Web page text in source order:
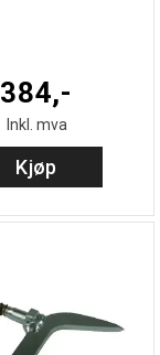
384,-
Inkl. mva
Kjøp